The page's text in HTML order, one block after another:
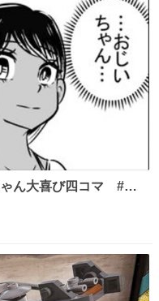
ん大喜び四コマ #四
ハッシュタグ